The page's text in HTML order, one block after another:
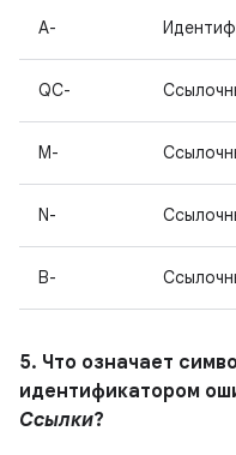
A-
QC-
M-
N-
B-
5. Что означает
идентификатором
Ссылки?